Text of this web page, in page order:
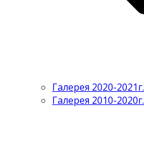
Галерея 2020-2021г.
Галерея 2010-2020г.